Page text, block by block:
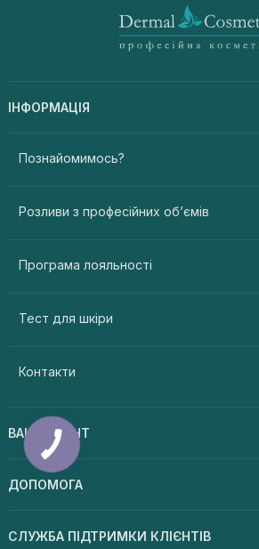
ІНФОРМАЦІЯ
Познайомимось?
Розливи з професійних об’ємів
Програма лояльності
Тест для шкіри
Контакти
ВАШ АКАУНТ
ДОПОМОГА
СЛУЖБА ПІДТРИМКИ КЛІЄНТІВ